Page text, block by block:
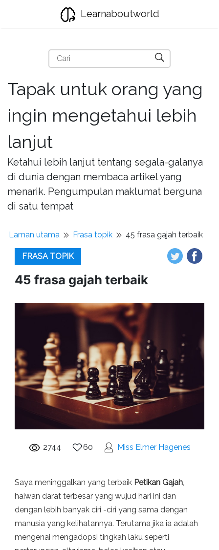
Learnaboutworld
Tapak untuk orang yang
ingin mengetahui lebih
lanjut
Ketahui lebih lanjut tentang segala-galanya
di dunia dengan membaca artikel yang
menarik. Pengumpulan maklumat berguna
di satu tempat
Laman utama Frasa topik 45 frasa gajah terbaik
FRASA TOPIK
45 frasa gajah terbaik
2744 60 Miss Elmer Hagenes
Saya meninggalkan yang terbaik Petikan Gajah,
haiwan darat terbesar yang wujud hari ini dan
dengan lebih banyak ciri -ciri yang sama dengan
manusia yang kelihatannya. Terutama jika ia adalah
mengenai mengadopsi tingkah laku seperti